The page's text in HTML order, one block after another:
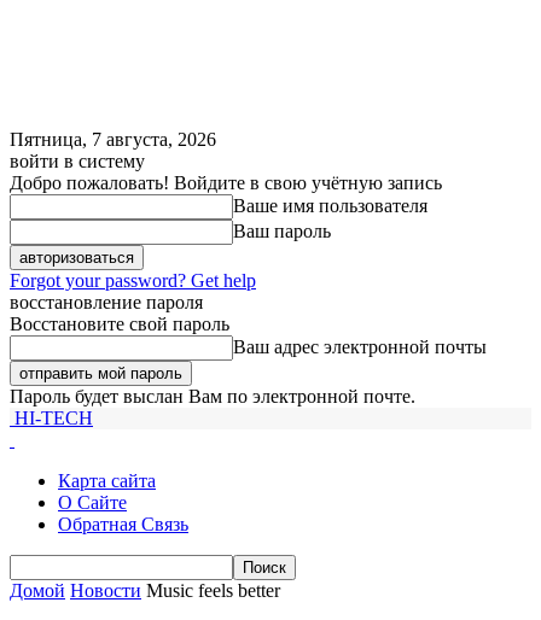
Пятница, 7 августа, 2026
войти в систему
Добро пожаловать! Войдите в свою учётную запись
Ваше имя пользователя
Ваш пароль
Forgot your password? Get help
восстановление пароля
Восстановите свой пароль
Ваш адрес электронной почты
Пароль будет выслан Вам по электронной почте.
HI-TECH
Карта сайта
О Сайте
Обратная Связь
Домой Новости Music feels better